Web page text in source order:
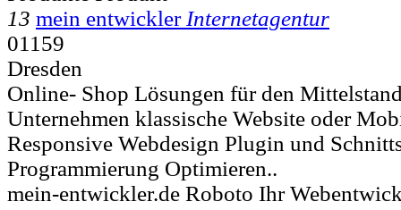
13 mein entwickler Internetagentur
01159
Dresden
Online- Shop Lösungen für den
Unternehmen klassische Website oder
Responsive Webdesign Plugin und
Programmierung Optimieren..
mein-entwickler.de Roboto Ihr